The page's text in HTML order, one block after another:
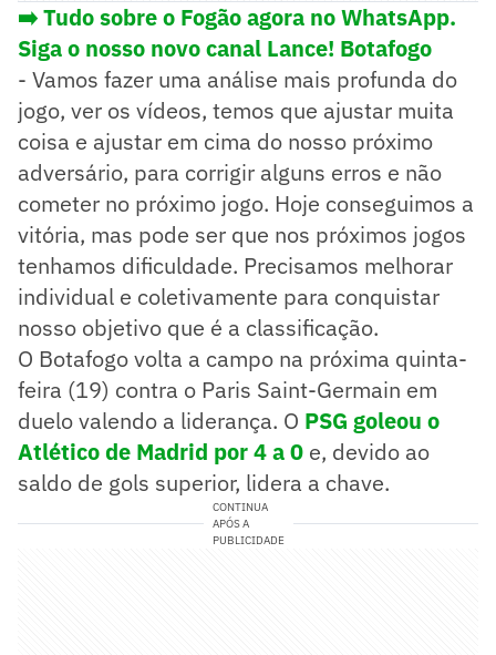
➡️ Tudo sobre o Fogão agora no WhatsApp.
Siga o nosso novo canal Lance! Botafogo
- Vamos fazer uma análise mais profunda do
jogo, ver os vídeos, temos que ajustar muita
coisa e ajustar em cima do nosso próximo
adversário, para corrigir alguns erros e não
cometer no próximo jogo. Hoje conseguimos a
vitória, mas pode ser que nos próximos jogos
tenhamos dificuldade. Precisamos melhorar
individual e coletivamente para conquistar
nosso objetivo que é a classificação.
O Botafogo volta a campo na próxima quinta-
feira (19) contra o Paris Saint-Germain em
duelo valendo a liderança. O PSG goleou o
Atlético de Madrid por 4 a 0 e, devido ao
saldo de gols superior, lidera a chave.
CONTINUA
APÓS A
PUBLICIDADE